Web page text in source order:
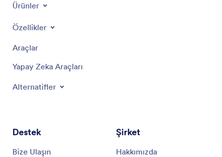
Ürünler
Özellikler
Araçlar
Yapay Zeka Araçları
Alternatifler
Destek
Bize Ulaşın
Şirket
Hakkımızda